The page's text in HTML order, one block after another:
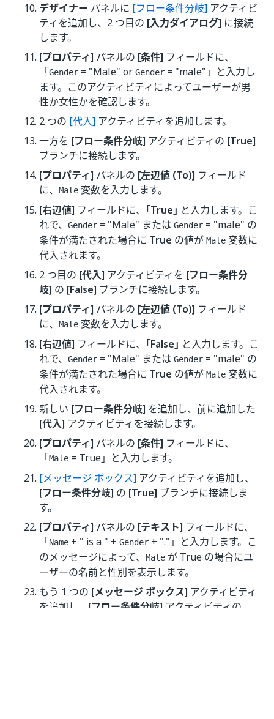
デザイナー パネルに [フロー条件分岐] アクティビ
ティを追加し、2 つ目の [入力ダイアログ] に接続
します。
[プロパティ] パネルの [条件] フィールドに、
「Gender = "Male" or Gender = "male"」と入力し
ます。このアクティビティによってユーザーが男
性か女性かを確認します。
2 つの [代入] アクティビティを追加します。
一方を [フロー条件分岐] アクティビティの [True]
ブランチに接続します。
[プロパティ] パネルの [左辺値 (To)] フィールド
に、
Male 変数を入力します。
[右辺値] フィールドに、 ｢True｣ と入力します。こ
れで、
Gender = "Male" または Gender = "male" の
条件が満たされた場合に True の値が Male 変数に
代入されます。
2 つ目の [代入] アクティビティを [フロー条件分
岐] の [False] ブランチに接続します。
[プロパティ] パネルの [左辺値 (To)] フィールド
に、
Male 変数を入力します。
[右辺値] フィールドに、 ｢False｣ と入力します。こ
れで、
Gender = "Male" または Gender = "male" の
条件が満たされた場合に True の値が Male 変数に
代入されます。
新しい [フロー条件分岐] を追加し、前に追加した
[代入] アクティビティを接続します。
[プロパティ] パネルの [条件] フィールドに、
「Male = True」と入力します。
[メッセージ ボックス] アクティビティを追加し、
[フロー条件分岐] の [True] ブランチに接続しま
す。
[プロパティ] パネルの [テキスト] フィールドに、
「Name + " is a " + Gender + "."」と入力します。こ
のメッセージによって、
Male が True の場合にユ
ーザーの名前と性別を表示します。
もう 1 つの [メッセージ ボックス] アクティビティ
を追加し、 [フロー条件分岐] アクティビティの